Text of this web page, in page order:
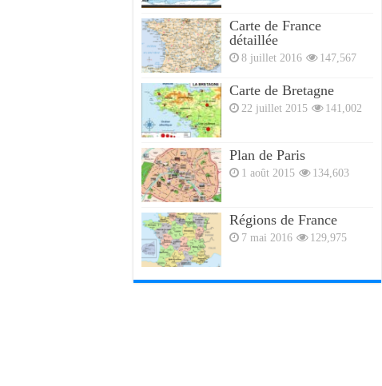
Carte de France
détaillée
8 juillet 2016 147,567
Carte de Bretagne
22 juillet 2015 141,002
Plan de Paris
1 août 2015 134,603
Régions de France
7 mai 2016 129,975